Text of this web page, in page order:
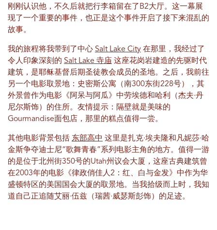
刚刚认识他，不久后就把行李箱留在了B2大厅。这一幕展
现了一个重要的事件，也正是这个事件开启了接下来混乱的
故事。
我的旅程将我带到了中心 Salt Lake City 在那里，我经过了
令人印象深刻的 Salt Lake 寺庙 这座花岗岩建造的先驱时代
建筑，是耶稣基督后期圣徒教会成员的圣地。之后，我前往
另一个电影取景地：史密斯公寓（南300东街228号），其
外景曾作为电影《阿呆与阿瓜》中劳埃德和哈利（杰夫·丹
尼尔斯饰）的住所。友情提示：隔壁就是美味的
Gourmandise面包店，那里的糕点值得一尝。
其他电影背景包括 东部高中 这里是扎克·埃夫隆和凡妮莎·哈
金斯争夺迪士尼“歌舞青春”系列电影主角的地方。值得一游
的是位于北州街350号的Utah州议会大厦，这座古典建筑曾
在2003年的电影《律政俏佳人2：红、白与金发》中作为华
盛顿特区的美国国会大厦的取景地。当我拾级而上时，我知
道自己正追随艾丽·伍兹（瑞茜·威瑟斯彭饰）的足迹。